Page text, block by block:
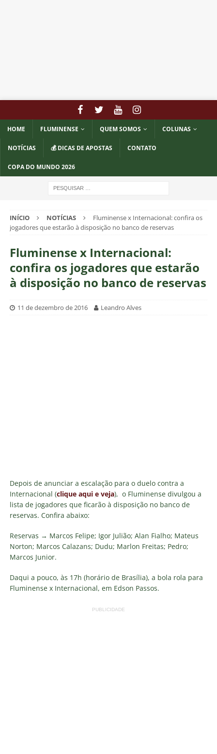
HOME FLUMINENSE QUEM SOMOS COLUNAS
NOTÍCIAS 💰 DICAS DE APOSTAS CONTATO
COPA DO MUNDO 2026
INÍCIO NOTÍCIAS
Fluminense x Internacional: confira os
jogadores que estarão à disposição no banco de reservas
Fluminense x Internacional:
confira os jogadores que estarão
à disposição no banco de reservas
11 de dezembro de 2016 Leandro Alves
Depois de anunciar a escalação para o duelo contra a
Internacional (clique aqui e veja), o Fluminense divulgou a
lista de jogadores que ficarão à disposição no banco de
reservas. Confira abaixo:
Reservas → Marcos Felipe; Igor Julião; Alan Fialho; Mateus
Norton; Marcos Calazans; Dudu; Marlon Freitas; Pedro;
Marcos Junior.
Daqui a pouco, às 17h (horário de Brasília), a bola rola para
Fluminense x Internacional, em Edson Passos.
PUBLICIDADE